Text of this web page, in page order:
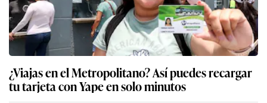
¿Viajas en el Metropolitano? Así puedes recargar
tu tarjeta con Yape en solo minutos